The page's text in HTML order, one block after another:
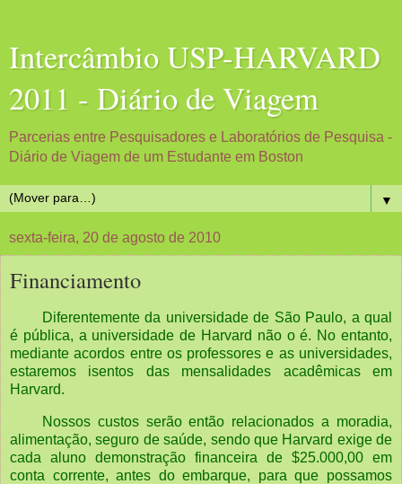
Intercâmbio USP-HARVARD
2011 - Diário de Viagem
Parcerias entre Pesquisadores e Laboratórios de Pesquisa -
Diário de Viagem de um Estudante em Boston
▼
sexta-feira, 20 de agosto de 2010
Financiamento
Diferentemente da universidade de São Paulo, a qual
é pública, a universidade de Harvard não o é. No entanto,
mediante acordos entre os professores e as universidades,
estaremos isentos das mensalidades acadêmicas em
Harvard.
Nossos custos serão então relacionados a moradia,
alimentação, seguro de saúde, sendo que Harvard exige de
cada aluno demonstração financeira de $25.000,00 em
conta corrente, antes do embarque, para que possamos